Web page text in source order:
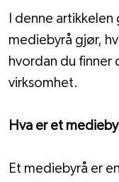
I denne
mediebyrå gjør,
hvordan du finner
virksomhet.
Hva er et
Et mediebyrå er